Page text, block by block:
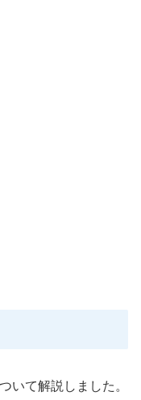
いて解説しました。